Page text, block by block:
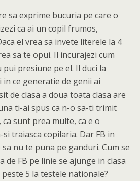
sa exprime bucuria pe care o
ca ai un copil frumos,
el vrea sa invete literele la 4
sa te opui. Il incurajezi cum
presiune pe el. Il duci la
ce generatie de genii ai
de clasa a doua toata clasa are
ti-ai spus ca n-o sa-ti trimit
sunt prea multe, ca e o
traiasca copilaria. Dar FB in
nu te puna pe ganduri. Cum se
de FB pe linie se ajunge in clasa
5 la testele nationale?